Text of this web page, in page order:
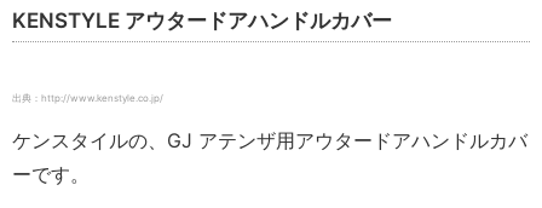
KENSTYLE アウタードアハンドルカバー
出典：http://www.kenstyle.co.jp/
ケンスタイルの、GJ アテンザ用アウタードアハンドルカバ
ーです。